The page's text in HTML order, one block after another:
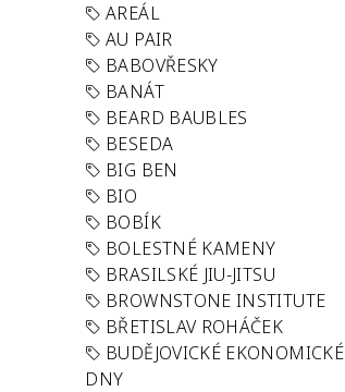
AREÁL
AU PAIR
BABOVŘESKY
BANÁT
BEARD BAUBLES
BESEDA
BIG BEN
BIO
BOBÍK
BOLESTNÉ KAMENY
BRASILSKÉ JIU-JITSU
BROWNSTONE INSTITUTE
BŘETISLAV ROHÁČEK
BUDĚJOVICKÉ EKONOMICKÉ
DNY